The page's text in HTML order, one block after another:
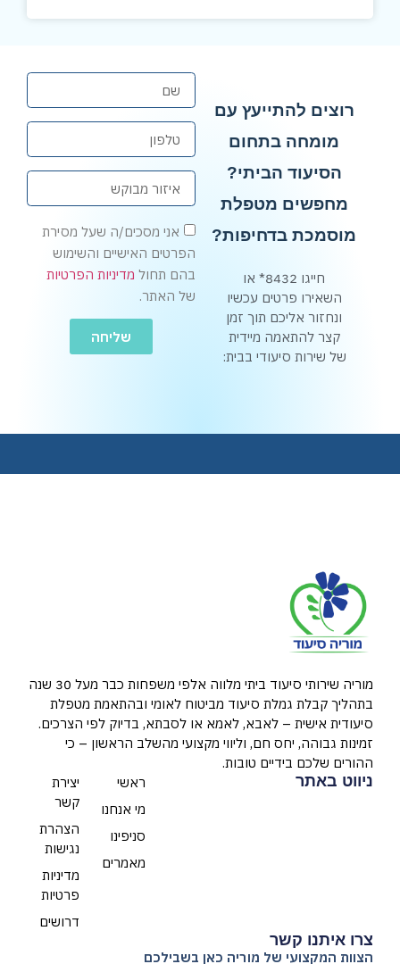
רוצים להתייעץ עם
מומחה בתחום
הסיעוד הביתי?
מחפשים מטפלת
מוסמכת בדחיפות?
חייגו 8432* או
השאירו פרטים עכשיו
ונחזור אליכם תוך זמן
קצר להתאמה מיידית
של שירות סיעודי בבית:
אני מסכים/ה שעל מסירת
הפרטים האישיים והשימוש
בהם תחול מדיניות הפרטיות
של האתר.
שליחה
מוריה שירותי סיעוד ביתי מלווה אלפי משפחות כבר מעל 30 שנה
בתהליך קבלת גמלת סיעוד מביטוח לאומי ובהתאמת מטפלת
סיעודית אישית – לאבא, לאמא או לסבתא, בדיוק לפי הצרכים.
זמינות גבוהה, יחס חם, וליווי מקצועי מהשלב הראשון – כי
ההורים שלכם בידיים טובות.
ניווט באתר
ראשי
מי אנחנו
סניפינו
מאמרים
יצירת
קשר
הצהרת
נגישות
מדיניות
פרטיות
דרושים
צרו איתנו קשר
הצוות המקצועי של מוריה כאן בשבילכם